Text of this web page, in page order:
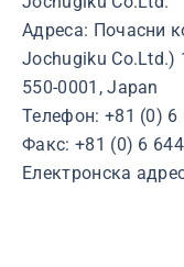
Адреса: Почасни
Jochugiku Co.Ltd.)
550-0001, Japan
Телефон: +81 (0) 6
Факс: +81 (0) 6
Електронска